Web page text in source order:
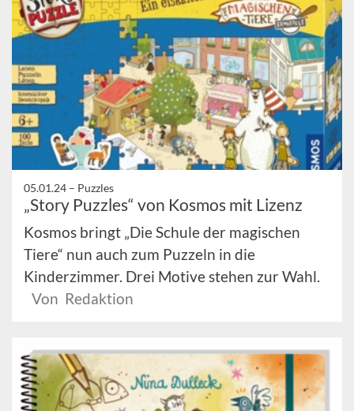
05.01.24 – Puzzles
„Story Puzzles“ von Kosmos mit Lizenz
Kosmos bringt „Die Schule der magischen
Tiere“ nun auch zum Puzzeln in die
Kinderzimmer. Drei Motive stehen zur Wahl.
Von Redaktion